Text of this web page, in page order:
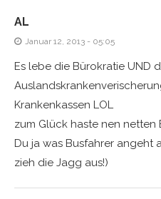
AL
Januar 12, 2013 - 05:05
Es lebe die Bürokratie UND
Krankenkassen LOL
zum Glück haste nen netten
Du ja was Busfahrer angeht
zieh die Jagg aus!)